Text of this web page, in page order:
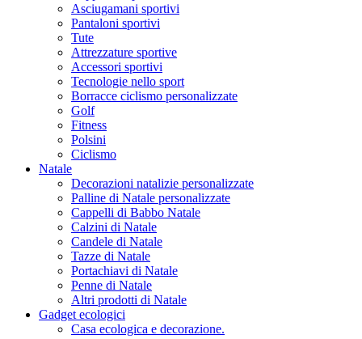
Asciugamani sportivi
Pantaloni sportivi
Tute
Attrezzature sportive
Accessori sportivi
Tecnologie nello sport
Borracce ciclismo personalizzate
Golf
Fitness
Polsini
Ciclismo
Natale
Decorazioni natalizie personalizzate
Palline di Natale personalizzate
Cappelli di Babbo Natale
Calzini di Natale
Candele di Natale
Tazze di Natale
Portachiavi di Natale
Penne di Natale
Altri prodotti di Natale
Gadget ecologici
Casa ecologica e decorazione.